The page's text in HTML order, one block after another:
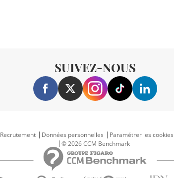
SUIVEZ-NOUS
Recrutement Données personnelles Paramétrer les cookies
© 2026 CCM Benchmark